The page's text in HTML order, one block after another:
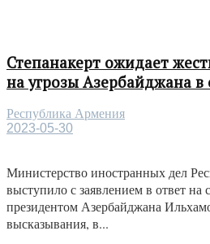
Степанакерт ожидает
на угрозы Азербайджана
Республика Армения
2023-05-30
Министерство иностранных дел
выступило с заявлением в ответ на
президентом Азербайджана
высказывания, в...